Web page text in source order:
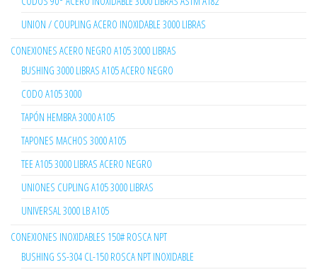
UNION / COUPLING ACERO INOXIDABLE 3000 LIBRAS
CONEXIONES ACERO NEGRO A105 3000 LIBRAS
BUSHING 3000 LIBRAS A105 ACERO NEGRO
CODO A105 3000
TAPÓN HEMBRA 3000 A105
TAPONES MACHOS 3000 A105
TEE A105 3000 LIBRAS ACERO NEGRO
UNIONES CUPLING A105 3000 LIBRAS
UNIVERSAL 3000 LB A105
CONEXIONES INOXIDABLES 150# ROSCA NPT
BUSHING SS-304 CL-150 ROSCA NPT INOXIDABLE